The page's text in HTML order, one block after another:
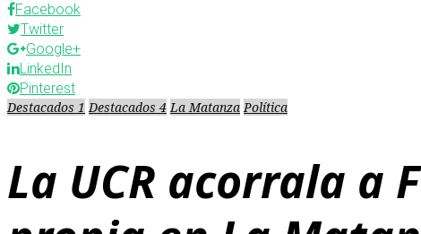
Facebook
Twitter
Google+
LinkedIn
Pinterest
Destacados 1 Destacados 4 La Matanza Política
La UCR acorrala a